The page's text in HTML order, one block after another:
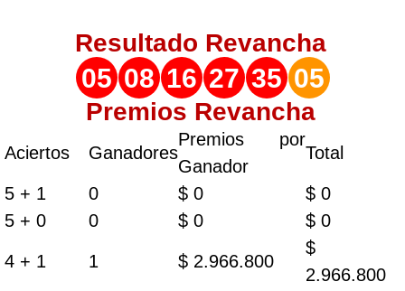
Resultado Revancha
05 08 16 27 35 05
Premios Revancha
Aciertos Ganadores
Premios por
Ganador
Total
5 + 1 0 $ 0
$ 0
5 + 0
0 $ 0 $ 0
4 + 1 1 $ 2.966.800
$
2.966.800